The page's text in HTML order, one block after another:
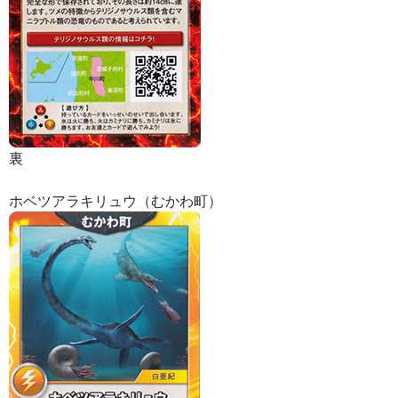
裏
ホベツアラキリュウ（むかわ町）